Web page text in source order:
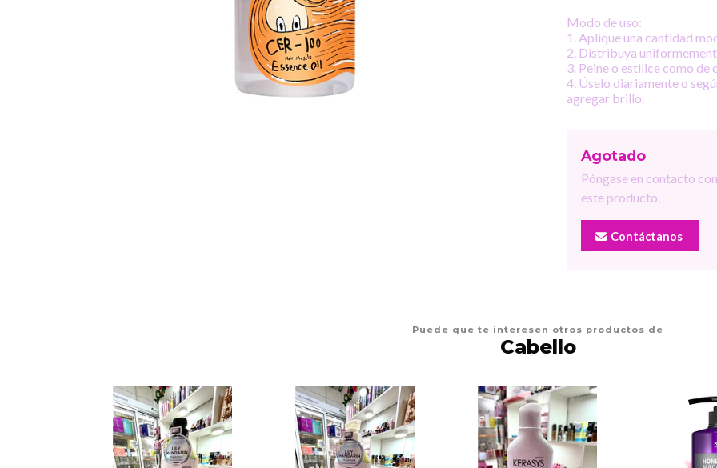
Modo de uso:
1. Aplique una cantidad
2. Distribuya
3. Peine o estilice como de
4. Úselo diariamente o
agregar brillo.
Agotado
Póngase en contacto
este producto.
Contáctanos
Puede que te interesen otros productos de
Cabello